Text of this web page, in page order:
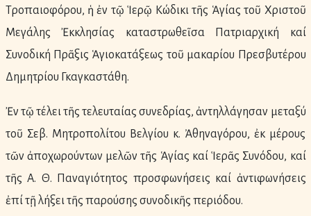
Τροπαιοφόρου, ἡ ἐν τῷ Ἱερῷ Κώδικι τῆς Ἁγίας τοῦ Χριστοῦ
Μεγάλης Ἐκκλησίας καταστρωθεῖσα Πατριαρχική καί
Συνοδική Πρᾶξις Ἁγιοκατάξεως τοῦ μακαρίου Πρεσβυτέρου
Δημητρίου Γκαγκαστάθη.
Ἐν τῷ τέλει τῆς τελευταίας συνεδρίας, ἀντηλλάγησαν μεταξύ
τοῦ Σεβ. Μητροπολίτου Βελγίου κ. Ἀθηναγόρου, ἐκ μέρους
τῶν ἀποχωρούντων μελῶν τῆς Ἁγίας καί Ἱερᾶς Συνόδου, καί
τῆς Α. Θ. Παναγιότητος προσφωνήσεις καί ἀντιφωνήσεις
ἐπί τῇ λήξει τῆς παρούσης συνοδικῆς περιόδου.